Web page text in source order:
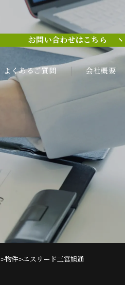
お問い合わせはこちら
よくあるご質問 会社概要
お問い合わせはこちら
>物件>エスリード三宮旭通